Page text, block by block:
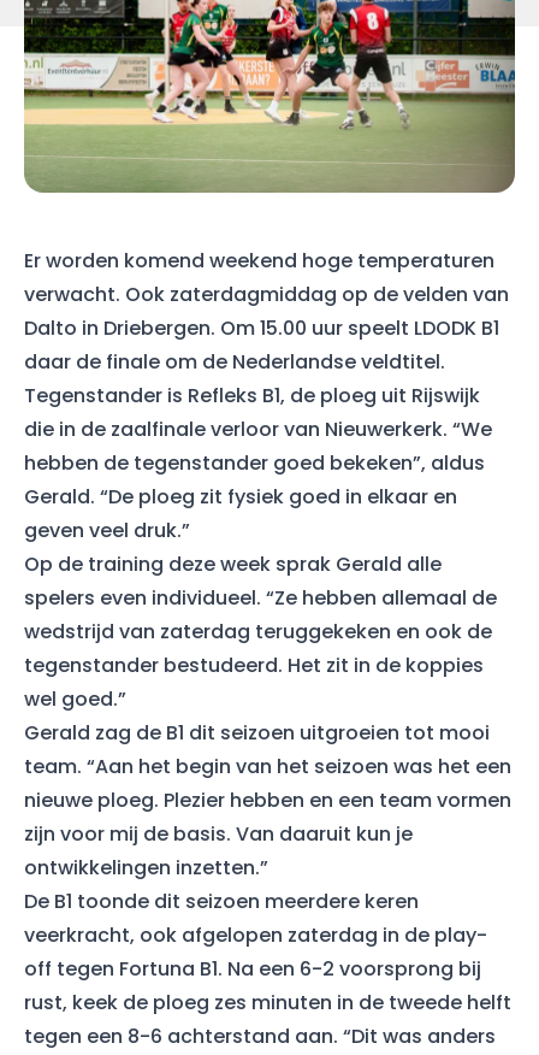
Er worden komend weekend hoge temperaturen
verwacht. Ook zaterdagmiddag op de velden van
Dalto in Driebergen. Om 15.00 uur speelt LDODK B1
daar de finale om de Nederlandse veldtitel.
Tegenstander is Refleks B1, de ploeg uit Rijswijk
die in de zaalfinale verloor van Nieuwerkerk. “We
hebben de tegenstander goed bekeken”, aldus
Gerald. “De ploeg zit fysiek goed in elkaar en
geven veel druk.”
Op de training deze week sprak Gerald alle
spelers even individueel. “Ze hebben allemaal de
wedstrijd van zaterdag teruggekeken en ook de
tegenstander bestudeerd. Het zit in de koppies
wel goed.”
Gerald zag de B1 dit seizoen uitgroeien tot mooi
team. “Aan het begin van het seizoen was het een
nieuwe ploeg. Plezier hebben en een team vormen
zijn voor mij de basis. Van daaruit kun je
ontwikkelingen inzetten.”
De B1 toonde dit seizoen meerdere keren
veerkracht, ook afgelopen zaterdag in de play-
off tegen Fortuna B1. Na een 6-2 voorsprong bij
rust, keek de ploeg zes minuten in de tweede helft
tegen een 8-6 achterstand aan. “Dit was anders